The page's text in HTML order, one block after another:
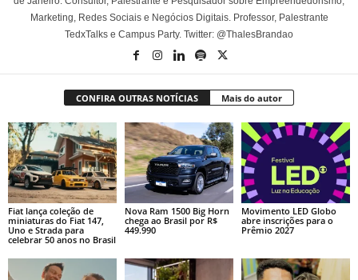
Marketing, Redes Sociais e Negócios Digitais. Professor, Palestrante
TedxTalks e Campus Party. Twitter: @ThalesBrandao
CONFIRA OUTRAS NOTÍCIAS Mais do autor
Fiat lança coleção de
miniaturas do Fiat 147,
Uno e Strada para
celebrar 50 anos no Brasil
Nova Ram 1500 Big Horn
chega ao Brasil por R$
449.990
Movimento LED Globo
abre inscrições para o
Prêmio 2027